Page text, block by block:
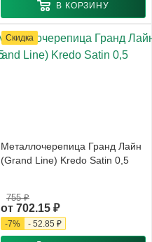
В КОРЗИНУ
Скидка
Металлочерепица Гранд Лайн
(Grand Line) Kredo Satin 0,5
от 702.15 ₽
755 ₽
-7% - 52.85 ₽